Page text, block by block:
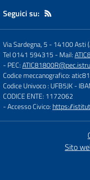
Seguici su:
Via Sardegna, 5 -14100 Asti
Tel 0141 594315 - Mail:
- PEC:
Codice meccanografico:
Codice Univoco : UFB5JK-
CODICE ENTE: 1172062
- Accesso Civico: https://
Sito